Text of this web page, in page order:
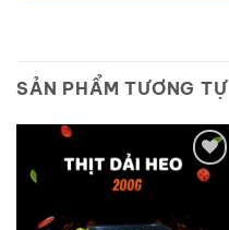
SẢN PHẨM TƯƠNG TỰ
Add to